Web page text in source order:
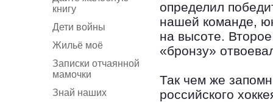
книгу
Дети войны
Жильё моё
Записки отчаянной
мамочки
Знай наших
определил
нашей команде,
на высоте.
«бронзу»
Так чем же
российского